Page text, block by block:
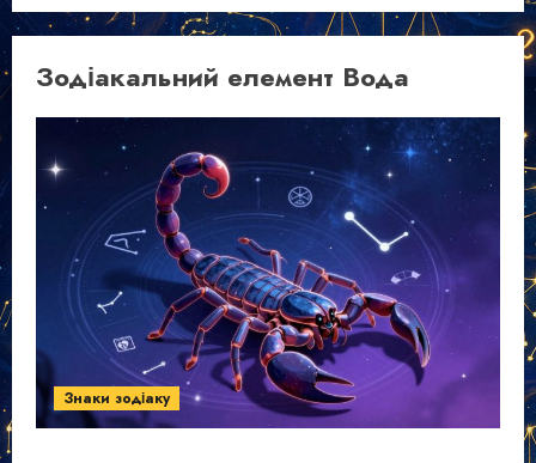
Зодіакальний елемент Вода
Знаки зодіаку